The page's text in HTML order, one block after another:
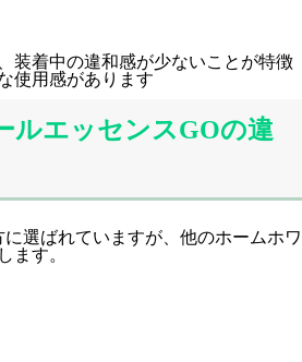
装着中の違和感が少ないことが特徴
使用感があります
ルエッセンスGOの違
選ばれていますが、他のホームホワ
ます。